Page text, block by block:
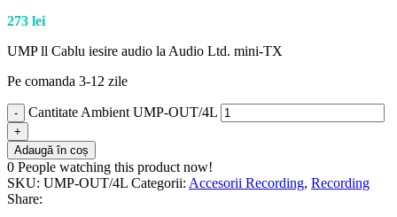
273 lei
UMP ll Cablu iesire audio la Audio Ltd. mini-TX
Pe comanda 3-12 zile
Cantitate Ambient UMP-OUT/4L
Adaugă în coș
0 People watching this product now!
SKU: UMP-OUT/4L Categorii: Accesorii Recording, Recording
Share: